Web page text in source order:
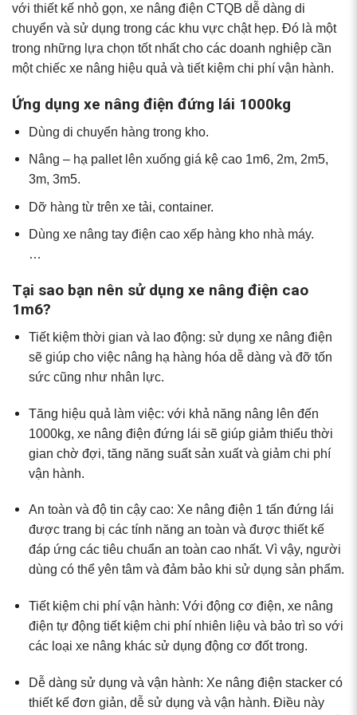
với thiết kế nhỏ gọn, xe nâng điện CTQB dễ dàng di
chuyển và sử dụng trong các khu vực chật hẹp. Đó là một
trong những lựa chọn tốt nhất cho các doanh nghiệp cần
một chiếc xe nâng hiệu quả và tiết kiệm chi phí vận hành.
Ứng dụng xe nâng điện đứng lái 1000kg
Dùng di chuyển hàng trong kho.
Nâng – hạ pallet lên xuống giá kệ cao 1m6, 2m, 2m5,
3m, 3m5.
Dỡ hàng từ trên xe tải, container.
Dùng xe nâng tay điện cao xếp hàng kho nhà máy.
…
Tại sao bạn nên sử dụng xe nâng điện cao
1m6?
Tiết kiệm thời gian và lao động: sử dụng xe nâng điện
sẽ giúp cho việc nâng hạ hàng hóa dễ dàng và đỡ tốn
sức cũng như nhân lực.
Tăng hiệu quả làm việc: với khả năng nâng lên đến
1000kg, xe nâng điện đứng lái sẽ giúp giảm thiểu thời
gian chờ đợi, tăng năng suất sản xuất và giảm chi phí
vận hành.
An toàn và độ tin cậy cao: Xe nâng điện 1 tấn đứng lái
được trang bị các tính năng an toàn và được thiết kế
đáp ứng các tiêu chuẩn an toàn cao nhất. Vì vậy, người
dùng có thể yên tâm và đảm bảo khi sử dụng sản phẩm.
Tiết kiệm chi phí vận hành: Với động cơ điện, xe nâng
điện tự động tiết kiệm chi phí nhiên liệu và bảo trì so với
các loại xe nâng khác sử dụng động cơ đốt trong.
Dễ dàng sử dụng và vận hành: Xe nâng điện stacker có
thiết kế đơn giản, dễ sử dụng và vận hành. Điều này